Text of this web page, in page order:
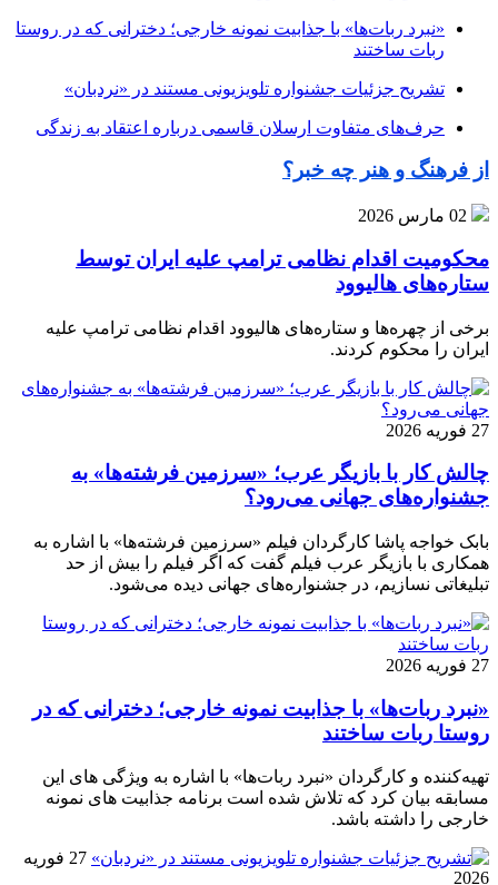
«نبرد ربات‌ها» با جذابیت نمونه خارجی؛ دخترانی که در روستا
ربات ساختند
تشریح جزئیات جشنواره‌ تلویزیونی مستند در «نردبان»
حرف‌های متفاوت ارسلان قاسمی درباره اعتقاد به زندگی
از فرهنگ و هنر چه خبر؟
02 مارس 2026
محکومیت اقدام نظامی ترامپ علیه ایران توسط
ستاره‌های هالیوود
برخی از چهره‌ها و ستاره‌های هالیوود اقدام نظامی ترامپ علیه
ایران را محکوم کردند.
27 فوریه 2026
چالش کار با بازیگر عرب؛ «سرزمین فرشته‌ها» به
جشنواره‌های جهانی می‌رود؟
بابک خواجه پاشا کارگردان فیلم «سرزمین فرشته‌ها» با اشاره به
همکاری با بازیگر عرب فیلم گفت که اگر فیلم را بیش از حد
تبلیغاتی نسازیم، در جشنواره‌های جهانی دیده می‌شود.
27 فوریه 2026
«نبرد ربات‌ها» با جذابیت نمونه خارجی؛ دخترانی که در
روستا ربات ساختند
تهیه‌کننده و کارگردان «نبرد ربات‌ها» با اشاره به ویژگی های این
مسابقه بیان کرد که تلاش شده است برنامه جذابیت های نمونه
خارجی را داشته باشد.
27 فوریه
2026